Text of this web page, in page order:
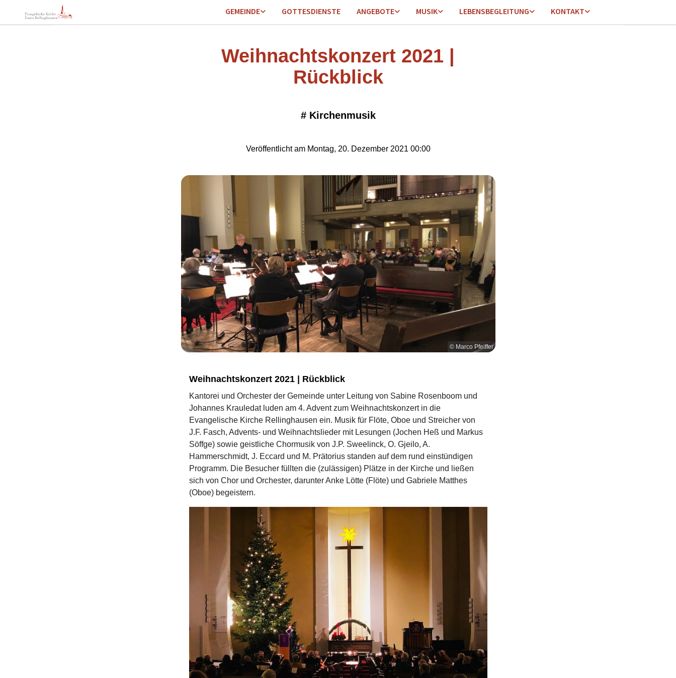
GEMEINDE GOTTESDIENSTE ANGEBOTE MUSIK LEBENSBEGLEITUNG KONTAKT
Weihnachtskonzert 2021 |
Rückblick
# Kirchenmusik
Veröffentlicht am Montag, 20. Dezember 2021 00:00
© Marco Pfeiffer
Weihnachtskonzert 2021 | Rückblick
Kantorei und Orchester der Gemeinde unter Leitung von Sabine Rosenboom und
Johannes Krauledat luden am 4. Advent zum Weihnachtskonzert in die
Evangelische Kirche Rellinghausen ein. Musik für Flöte, Oboe und Streicher von
J.F. Fasch, Advents- und Weihnachtslieder mit Lesungen (Jochen Heß und Markus
Söffge) sowie geistliche Chormusik von J.P. Sweelinck, O. Gjeilo, A.
Hammerschmidt, J. Eccard und M. Prätorius standen auf dem rund einstündigen
Programm. Die Besucher füllten die (zulässigen) Plätze in der Kirche und ließen
sich von Chor und Orchester, darunter Anke Lötte (Flöte) und Gabriele Matthes
(Oboe) begeistern.